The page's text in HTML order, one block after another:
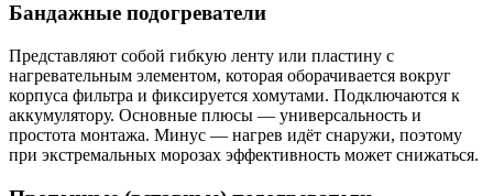
Бандажные подогреватели
Представляют собой гибкую ленту или пластину с
нагревательным элементом, которая оборачивается вокруг
корпуса фильтра и фиксируется хомутами. Подключаются к
аккумулятору. Основные плюсы — универсальность и
простота монтажа. Минус — нагрев идёт снаружи, поэтому
при экстремальных морозах эффективность может снижаться.